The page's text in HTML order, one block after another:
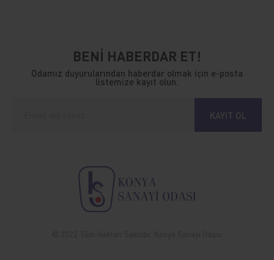
BENİ HABERDAR ET!
Odamız duyurularından haberdar olmak için e-posta
listemize kayıt olun.
KAYIT OL